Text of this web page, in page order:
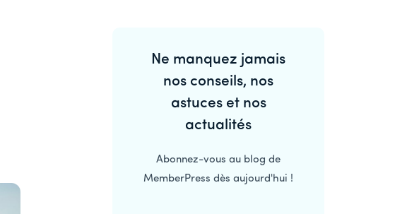
latérale
principale
Ne manquez jamais
nos conseils, nos
astuces et nos
actualités
Abonnez-vous au blog de
MemberPress dès aujourd'hui !